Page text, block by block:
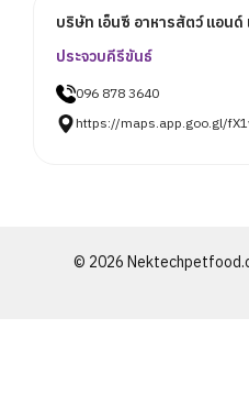
บริษัท เอ็นซี อาหารสัตว์ แอนด์
ประจวบคีรีขันธ์
096 878 3640
https://maps.app.goo.gl/
© 2026